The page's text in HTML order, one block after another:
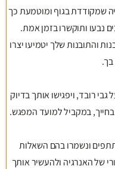
שמקודדת בגוף ומוטמעת כך
נבעו ותוקשרו בזמן אמת.
והתובנות שלך יטמיעו יצרו
בך.
רובד, ויפגישו אותך בדיוק
במקביל למועד המפגש.
ונשמרו בהם השאלות
של האנרגיה ולהעשיר אותך